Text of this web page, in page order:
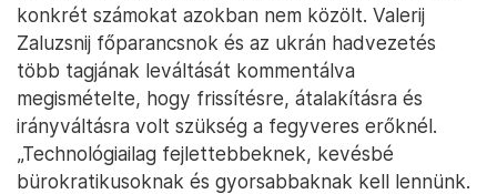
konkrét számokat azokban nem közölt. Valerij
Zaluzsnij főparancsnok és az ukrán hadvezetés
több tagjának leváltását kommentálva
megismételte, hogy frissítésre, átalakításra és
irányváltásra volt szükség a fegyveres erőknél.
„Technológiailag fejlettebbeknek, kevésbé
bürokratikusoknak és gyorsabbaknak kell lennünk.